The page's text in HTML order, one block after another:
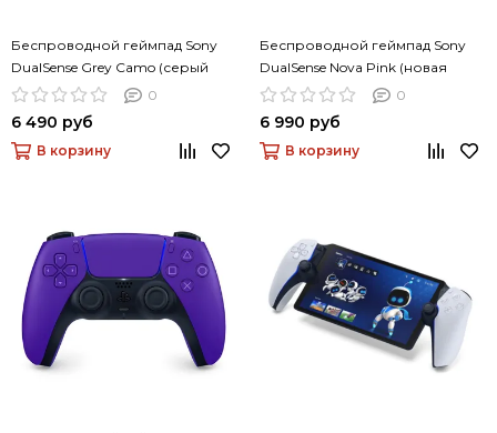
Беспроводной геймпад Sony
DualSense Grey Camo (серый
камуфляж)
0
6 490 руб
В корзину
Беспроводной геймпад Sony
DualSense Nova Pink (новая
звезда)
0
6 990 руб
В корзину